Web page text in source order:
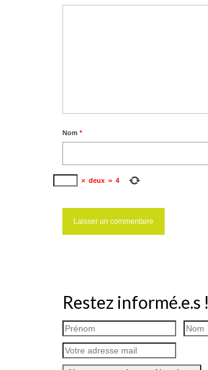
Nom *
× deux = 4
Restez informé.e.s !